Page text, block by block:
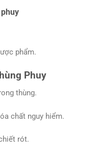
phẩm.
Phuy
thùng.
chất nguy hiểm.
rót.